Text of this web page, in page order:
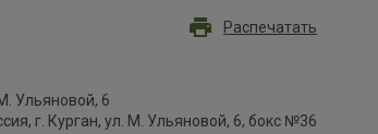
Распечатать
Ульяновой, 6
г. Курган, ул. М. Ульяновой, 6, бокс №36